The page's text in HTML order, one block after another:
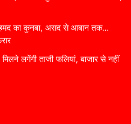
का कुनबा, असद से आबान तक…
लगेंगी ताजी फलियां, बाजार से नहीं